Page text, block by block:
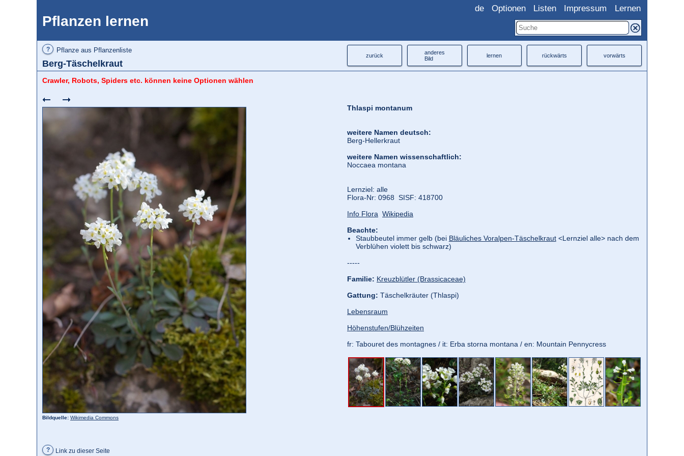
Pflanzen lernen
de Optionen Listen Impressum Lernen
? Pflanze aus Pflanzenliste
Berg-Täschelkraut
zurück
anderes
Bild
lernen rückwärts vorwärts
Crawler, Robots, Spiders etc. können keine Optionen wählen
Bildquelle: Wikimedia Commons
Thlaspi montanum
weitere Namen deutsch:
Berg-Hellerkraut
weitere Namen wissenschaftlich:
Noccaea montana
Lernziel: alle
Flora‑Nr: 0968 SISF: 418700
Info Flora Wikipedia
Beachte:
Staubbeutel immer gelb (bei Bläuliches Voralpen-Täschelkraut<Lernziel alle> nach dem
Verblühen violett bis schwarz)
-----
Familie: Kreuzblütler (Brassicaceae)
Gattung: Täschelkräuter (Thlaspi)
Lebensraum
Höhenstufen/Blühzeiten
fr: Tabouret des montagnes / it: Erba storna montana / en: Mountain Pennycress
? Link zu dieser Seite